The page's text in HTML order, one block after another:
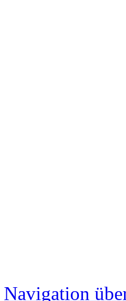
Navigation